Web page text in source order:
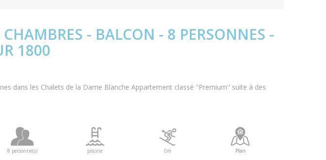
- BALCON - 8 PERSONNES -
1800
dans les Chalets de la Dame Blanche Appartement classé "Premium" suite à des
8 personne(s) piscine 0m Plan